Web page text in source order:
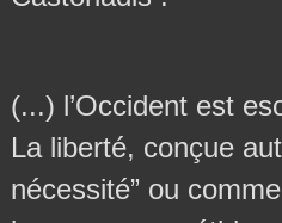
(...) l’Occident est
La liberté, conçue
nécessité” ou